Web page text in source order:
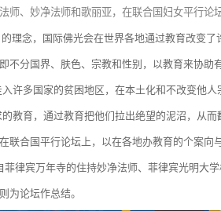
师、妙净法师和歌丽亚，在联合国妇女平行论
的理念，国际佛光会在世界各地通过教育改变
不分国界、肤色、宗教和性别，以教育来协助
许多国家的贫困地区，在本土化和不改变他
教育，通过教育把他们拉出绝望的泥沼，从而
联合国平行论坛上，以在各地办教育的个案向
律宾万年寺的住持妙净法师、菲律宾光明大
为论坛作总结。